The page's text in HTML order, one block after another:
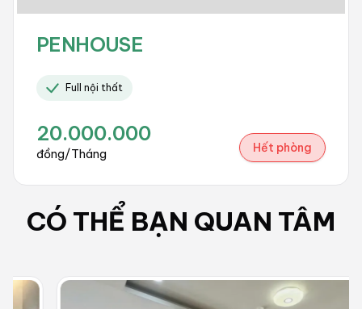
PENHOUSE
Full nội thất
20.000.000
đồng/Tháng Hết phòng
CÓ THỂ BẠN QUAN TÂM